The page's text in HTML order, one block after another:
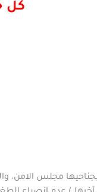
كل
مجلس الامن،